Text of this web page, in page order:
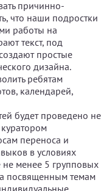
причинно-
что наши подростки
работы на
текст, под
простые
дизайна.
ребятам
календарей,
будет проведено не
переноса и
в условиях
менее 5 групповых
посвященным темам